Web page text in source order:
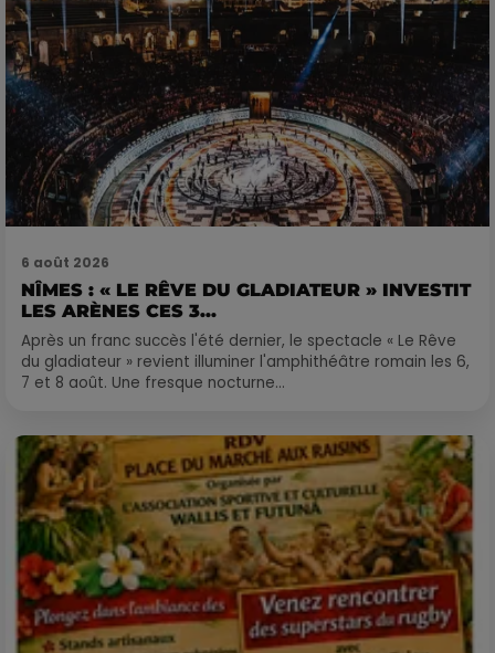
6 août 2026
NÎMES : « LE RÊVE DU GLADIATEUR » INVESTIT
LES ARÈNES CES 3...
Après un franc succès l'été dernier, le spectacle « Le Rêve
du gladiateur » revient illuminer l'amphithéâtre romain les 6,
7 et 8 août. Une fresque nocturne...